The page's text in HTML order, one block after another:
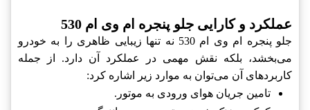
عملکرد و کارایی جلو پنجره ام وی ام 530
جلو پنجره ام وی ام 530 نه تنها زیبایی ظاهری را به خودرو
می‌بخشد، بلکه نقش مهمی در عملکرد آن دارد. از جمله
کاربردهای آن می‌توان به موارد زیر اشاره کرد:
تامین جریان هوای ورودی به موتور.